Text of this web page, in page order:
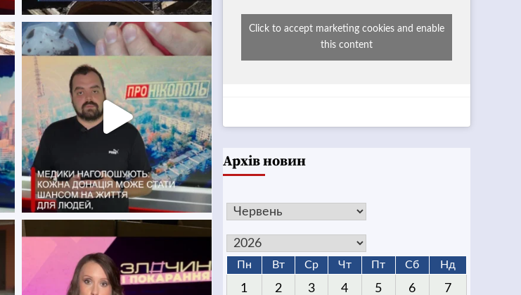
Click to accept marketing cookies and enable
this content
Архів новин
Пн Вт Ср Чт Пт Сб Нд
1 2 3 4 5 6 7